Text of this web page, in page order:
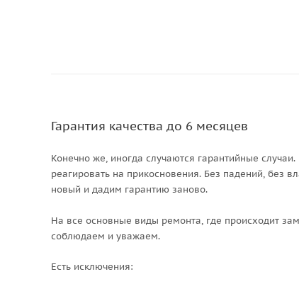
Гарантия качества до 6 месяцев
Конечно же, иногда случаются гарантийные
реагировать на прикосновения. Без падений, без
новый и дадим гарантию заново.
На все основные виды ремонта, где происходит
соблюдаем и уважаем.
Есть исключения: